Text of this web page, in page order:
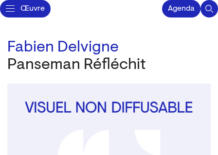
Œuvre Agenda
Fabien Delvigne
Panseman Réfléchit